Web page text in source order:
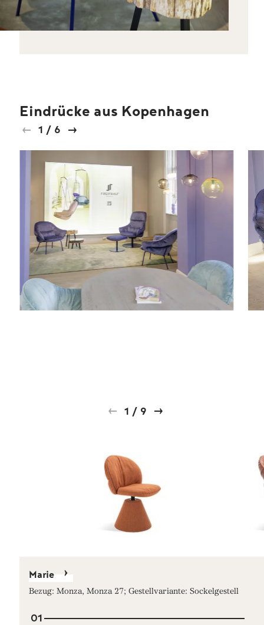
Eindrücke aus Kopenhagen
1 / 6
1 / 9
Marie
Bezug: Monza, Monza 27; Gestellvariante: Sockelgestell
01